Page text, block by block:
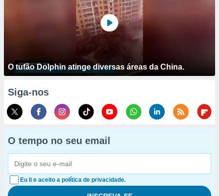
O tufão Dolphin atinge diversas áreas da China.
Siga-nos
O tempo no seu email
Eu li e aceito a política de privacidade.